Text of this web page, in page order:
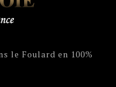
le Foulard en 100%